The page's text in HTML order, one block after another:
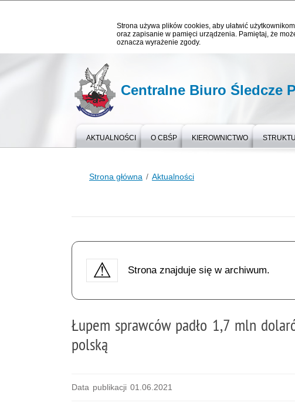
Strona używa plików cookies, aby ułatwić
oraz zapisanie w pamięci urządzenia. Pamiętaj, że
oznacza wyrażenie zgody.
Centralne Biuro Śledcze
AKTUALNOŚCI O CBŚP KIEROWNICTWO
Strona główna Aktualności
Strona znajduje się w archiwum.
Łupem sprawców padło 1,7 mln
polską
Data publikacji 01.06.2021